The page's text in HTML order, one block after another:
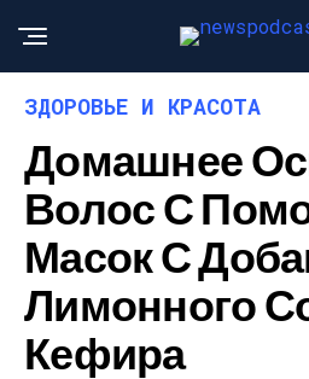
ЗДОРОВЬЕ И КРАСОТА
Домашнее
Волос С
Масок С
Лимонного
Кефира